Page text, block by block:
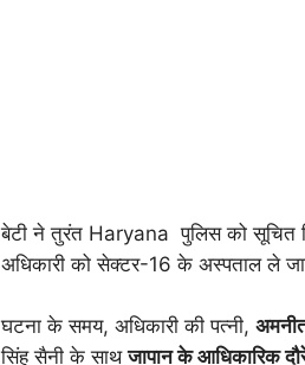
बेटी ने तुरंत Haryana पुलिस को सूचित
अधिकारी को सेक्टर-16 के अस्पताल ले
घटना के समय, अधिकारी की पत्नी,
सिंह सैनी के साथजापान के आधिकारिक